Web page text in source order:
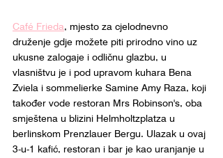
Café Frieda, mjesto za cjelodnevno
druženje gdje možete piti prirodno vino uz
ukusne zalogaje i odličnu glazbu, u
vlasništvu je i pod upravom kuhara Bena
Zviela i sommelierke Samine Amy Raza, koji
također vode restoran Mrs Robinson's, oba
smještena u blizini Helmholtzplatza u
berlinskom Prenzlauer Bergu. Ulazak u ovaj
3-u-1 kafić, restoran i bar je kao uranjanje u